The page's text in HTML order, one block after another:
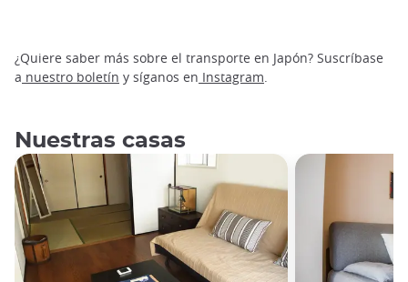
¿Quiere saber más sobre el transporte en Japón? Suscríbase
a nuestro boletín y síganos en Instagram.
Nuestras casas